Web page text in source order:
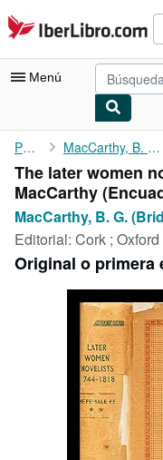
Pasar al contenido
IberLibro.com
Menú
Mi cuenta
Consultar mis pedidos
Búsqueda avanzada
Colecciones
Libros antiguos
Arte y coleccionismo
Vendedores
Comenzar a vender
Portada MacCarthy, B. G. (Bridget G.)
The later women
MacCarthy
MacCarthy, B. G.
Editorial: Cork ;
Original o primera